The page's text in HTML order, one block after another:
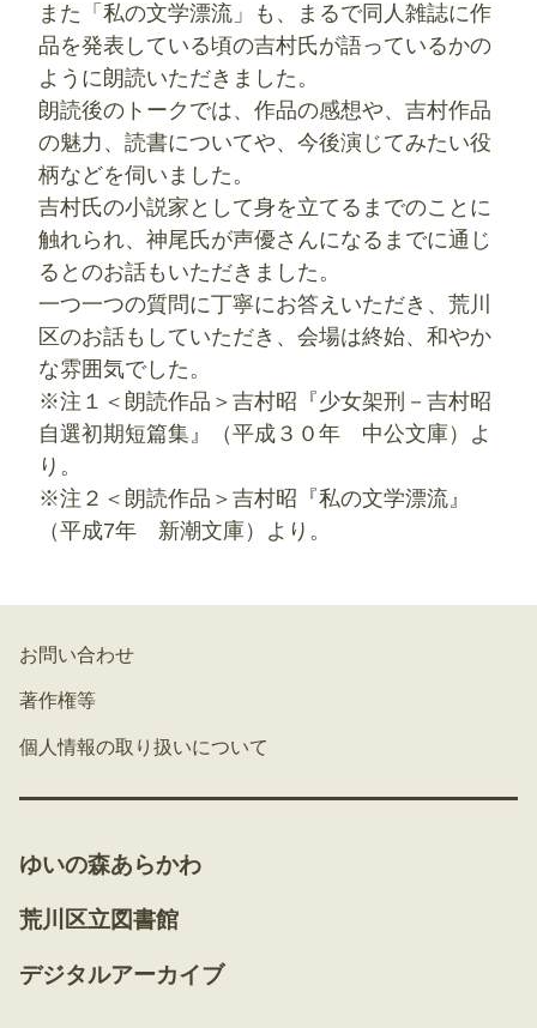
また「私の文学漂流」も、まるで同人雑誌に作
品を発表している頃の吉村氏が語っているかの
ように朗読いただきました。
朗読後のトークでは、作品の感想や、吉村作品
の魅力、読書についてや、今後演じてみたい役
柄などを伺いました。
吉村氏の小説家として身を立てるまでのことに
触れられ、神尾氏が声優さんになるまでに通じ
るとのお話もいただきました。
一つ一つの質問に丁寧にお答えいただき、荒川
区のお話もしていただき、会場は終始、和やか
な雰囲気でした。
※注１＜朗読作品＞吉村昭『少女架刑－吉村昭
自選初期短篇集』（‎平成３０年 中公文庫）よ
り。
※注２＜朗読作品＞吉村昭『私の文学漂流』
（平成7年 新潮文庫）より。
お問い合わせ
著作権等
個人情報の取り扱いについて
ゆいの森あらかわ
荒川区立図書館
デジタルアーカイブ